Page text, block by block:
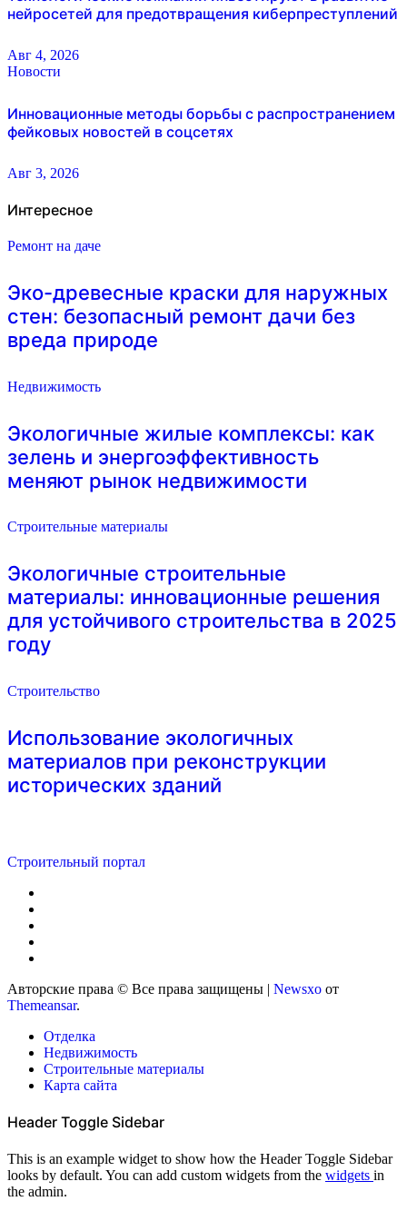
нейросетей для предотвращения киберпреступлений
Авг 4, 2026
Новости
Инновационные методы борьбы с распространением
фейковых новостей в соцсетях
Авг 3, 2026
Интересное
Ремонт на даче
Эко-древесные краски для наружных
стен: безопасный ремонт дачи без
вреда природе
Недвижимость
Экологичные жилые комплексы: как
зелень и энергоэффективность
меняют рынок недвижимости
Строительные материалы
Экологичные строительные
материалы: инновационные решения
для устойчивого строительства в 2025
году
Строительство
Использование экологичных
материалов при реконструкции
исторических зданий
Строительный портал
Авторские права © Все права защищены | Newsxo от
Themeansar.
Отделка
Недвижимость
Строительные материалы
Карта сайта
Header Toggle Sidebar
This is an example widget to show how the Header Toggle Sidebar
looks by default. You can add custom widgets from the widgets in
the admin.